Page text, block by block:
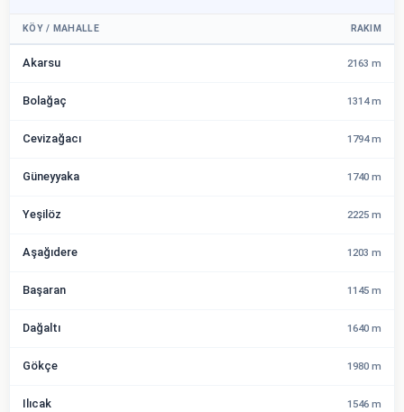
KÖY / MAHALLE RAKIM
Akarsu 2163 m
Bolağaç 1314 m
Cevizağacı 1794 m
Güneyyaka 1740 m
Yeşilöz 2225 m
Aşağıdere 1203 m
Başaran 1145 m
Dağaltı 1640 m
Gökçe 1980 m
Ilıcak 1546 m